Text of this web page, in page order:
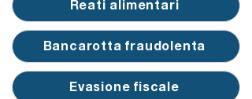
Reati alimentari
Bancarotta fraudolenta
Evasione fiscale